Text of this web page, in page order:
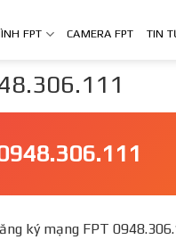
FPT CAMERA FPT TIN
ký mạng FPT